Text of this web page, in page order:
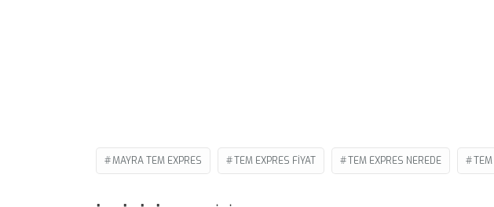
MAYRA TEM EXPRES TEM EXPRES FIYAT TEM EXPRES NEREDE